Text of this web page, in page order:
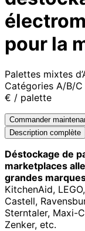
pour la
Palettes mixtes
Catégories A/B/
€ / palette
Commander
Description complète
Déstockage de
marketplaces
grandes
KitchenAid,
Castell,
Sterntaler, Maxi-
Zenker, etc.